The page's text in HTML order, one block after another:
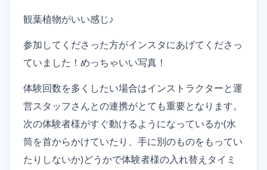
観葉植物がいい感じ♪
参加してくださった方がインスタにあげてくださっ
ていました！めっちゃいい写真！
体験回数を多くしたい場合はインストラクターと運
営スタッフさんとの連携がとても重要となります。
次の体験者様がすぐ動けるようになっているか(水
筒を首からかけていたり、手に別のものをもってい
たりしないか)どうかで体験者様の入れ替えタイミ